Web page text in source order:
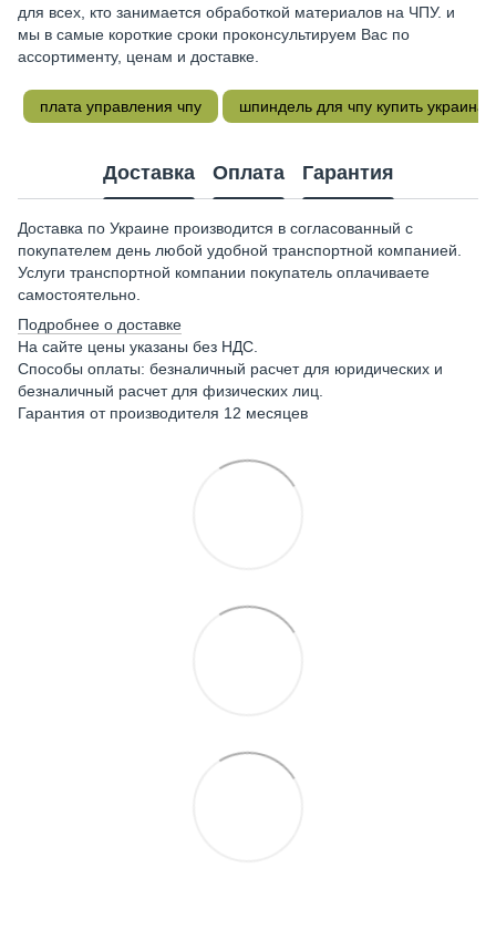
для всех, кто занимается обработкой материалов на ЧПУ. и
мы в самые короткие сроки проконсультируем Вас по
ассортименту, ценам и доставке.
плата управления чпу шпиндель для чпу купить украина
Доставка Оплата Гарантия
Доставка по Украине производится в согласованный с
покупателем день любой удобной транспортной компанией.
Услуги транспортной компании покупатель оплачиваете
самостоятельно.
Подробнее о доставке
На сайте цены указаны без НДС.
Способы оплаты: безналичный расчет для юридических и
безналичный расчет для физических лиц.
Гарантия от производителя 12 месяцев